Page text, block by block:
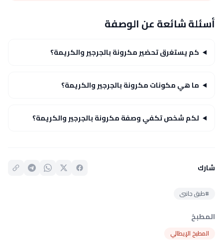
أسئلة شائعة عن الوصفة
كم يستغرق تحضير مكرونة بالجرجير والكريمة؟
ما هي مكونات مكرونة بالجرجير والكريمة؟
لكم شخص تكفي وصفة مكرونة بالجرجير والكريمة؟
شارك
#طبق جانبى
المطبخ
المطبخ الإيطالي